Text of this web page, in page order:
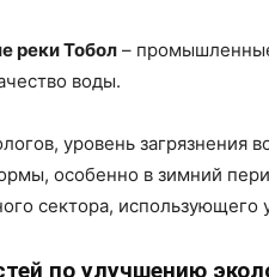
реки Тобол –
воды.
уровень загрязнения
особенно в зимний
сектора, использующего
по улучшению